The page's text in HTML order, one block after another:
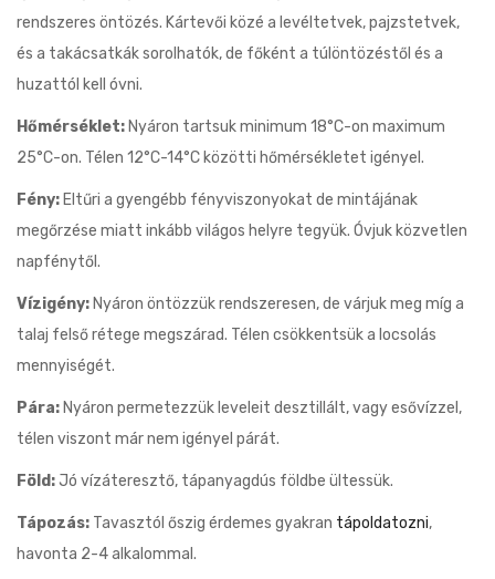
rendszeres öntözés. Kártevői közé a levéltetvek, pajzstetvek,
és a takácsatkák sorolhatók, de főként a túlöntözéstől és a
huzattól kell óvni.
Hőmérséklet: Nyáron tartsuk minimum 18°C-on maximum
25°C-on. Télen 12°C-14°C közötti hőmérsékletet igényel.
Fény: Eltűri a gyengébb fényviszonyokat de mintájának
megőrzése miatt inkább világos helyre tegyük. Óvjuk közvetlen
napfénytől.
Vízigény: Nyáron öntözzük rendszeresen, de várjuk meg míg a
talaj felső rétege megszárad. Télen csökkentsük a locsolás
mennyiségét.
Pára: Nyáron permetezzük leveleit desztillált, vagy esővízzel,
télen viszont már nem igényel párát.
Föld:Jó vízáteresztő, tápanyagdús földbe ültessük.
Tápozás: Tavasztól őszig érdemes gyakran tápoldatozni,
havonta 2-4 alkalommal.